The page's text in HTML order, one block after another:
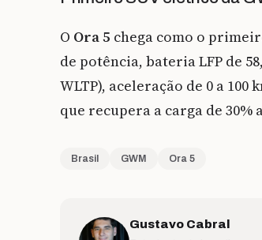
O Ora 5 chega como o
de potência, bateria LFP de
WLTP), aceleração de 0 a 100
que recupera a carga de 30%
Brasil GWM Ora 5
Gustavo Cabral